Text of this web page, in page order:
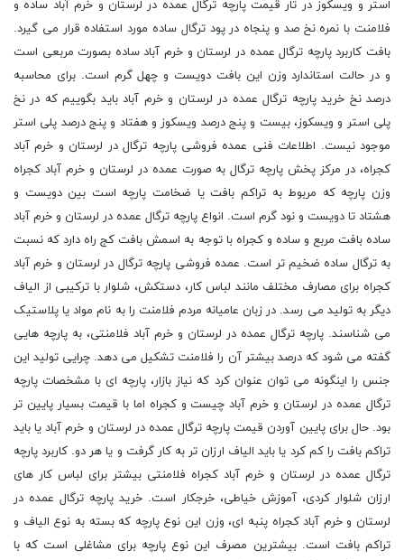
استر و ویسکوز در تار قیمت پارچه ترگال عمده در لرستان و خرم آباد ساده و
فلامنت با نمره نخ صد و پنجاه در پود ترگال ساده مورد استفاده قرار می گیرد.
بافت کاربرد پارچه ترگال عمده در لرستان و خرم آباد ساده بصورت مربعی است
و در حالت استاندارد وزن این بافت دویست و چهل گرم است. برای محاسبه
درصد نخ خرید پارچه ترگال عمده در لرستان و خرم آباد باید بگوییم که در نخ
پلی استر و ویسکوز، بیست و پنج درصد ویسکوز و هفتاد و پنج درصد پلی استر
موجود نیست. اطلاعات فنی عمده فروشی پارچه ترگال در لرستان و خرم آباد
کجراه، در مرکز پخش پارچه ترگال به صورت عمده در لرستان و خرم آباد کجراه
وزن پارچه که مربوط به تراکم بافت یا ضخامت پارچه است بین دویست و
هشتاد تا دویست و نود گرم است. انواع پارچه ترگال عمده در لرستان و خرم آباد
ساده بافت مربع و ساده و کجراه با توجه به اسمش بافت کج راه دارد که نسبت
به ترگال ساده ضخیم تر است. عمده فروشی پارچه ترگال در لرستان و خرم آباد
کجراه برای مصارف مختلف مانند لباس کار، دستکش، شلوار با ترکیبی از الیاف
دیگر به تولید می رسد. در زبان عامیانه مردم فلامنت را به نام مواد یا پلاستیک
می شناسند. پارچه ترگال عمده در لرستان و خرم آباد فلامنتی، به پارچه هایی
گفته می شود که درصد بیشتر آن را فلامنت تشکیل می دهد. چرایی تولید این
جنس را اینگونه می توان عنوان کرد که نیاز بازار، پارچه ای با مشخصات پارچه
ترگال عمده در لرستان و خرم آباد چیست و کجراه اما با قیمت بسیار پایین تر
بود. حال برای پایین آوردن قیمت پارچه ترگال عمده در لرستان و خرم آباد یا باید
تراکم بافت را کم کرد یا باید الیاف ارزان تر به کار گرفت و یا هر دو. کاربرد پارچه
ترگال عمده در لرستان و خرم آباد کجراه فلامنتی بیشتر برای لباس کار های
ارزان شلوار کردی، آموزش خیاطی، خرجکار است. خرید پارچه ترگال عمده در
لرستان و خرم آباد کجراه پنبه ای، وزن این نوع پارچه که بسته به نوع الیاف و
تراکم بافت است. بیشترین مصرف این نوع پارچه برای مشاغلی است که با